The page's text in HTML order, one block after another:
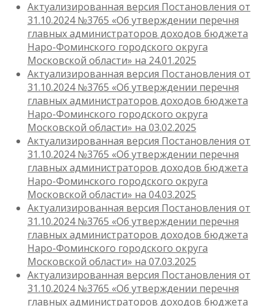
Актуализированная версия Постановления от
31.10.2024 №3765 «Об утверждении перечня
главных администраторов доходов бюджета
Наро-Фоминского городского округа
Московской области» на 24.01.2025
Актуализированная версия Постановления от
31.10.2024 №3765 «Об утверждении перечня
главных администраторов доходов бюджета
Наро-Фоминского городского округа
Московской области» на 03.02.2025
Актуализированная версия Постановления от
31.10.2024 №3765 «Об утверждении перечня
главных администраторов доходов бюджета
Наро-Фоминского городского округа
Московской области» на 04.03.2025
Актуализированная версия Постановления от
31.10.2024 №3765 «Об утверждении перечня
главных администраторов доходов бюджета
Наро-Фоминского городского округа
Московской области» на 07.03.2025
Актуализированная версия Постановления от
31.10.2024 №3765 «Об утверждении перечня
главных администраторов доходов бюджета